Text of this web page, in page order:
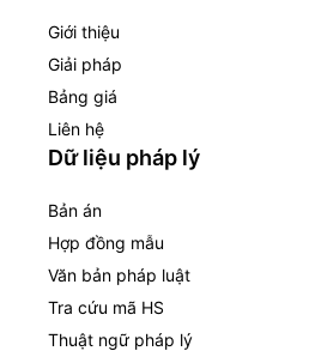
Giới thiệu
Giải pháp
Bảng giá
Liên hệ
Dữ liệu pháp lý
Bản án
Hợp đồng mẫu
Văn bản pháp luật
Tra cứu mã HS
Thuật ngữ pháp lý